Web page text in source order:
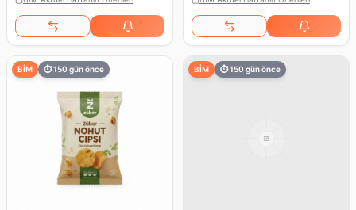
BİM ⏱150 gün önce BİM ⏱150 gün önce